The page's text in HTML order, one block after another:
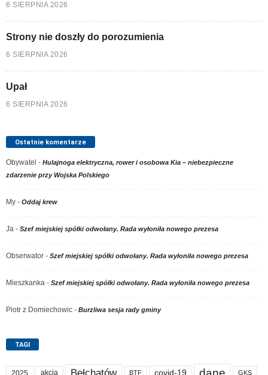
6 SIERPNIA 2026
Strony nie doszły do porozumienia
6 SIERPNIA 2026
Upał
6 SIERPNIA 2026
Ostatnie komentarze
Obywatel - Hulajnoga elektryczna, rower i osobowa Kia – niebezpieczne
zdarzenie przy Wojska Polskiego
My - Oddaj krew
Ja - Szef miejskiej spółki odwołany. Rada wyłoniła nowego prezesa
Obserwator - Szef miejskiej spółki odwołany. Rada wyłoniła nowego prezesa
Mieszkanka - Szef miejskiej spółki odwołany. Rada wyłoniła nowego prezesa
Piotr z Domiechowic - Burzliwa sesja rady gminy
TAGI
2025 akcja BTF covid-19 GKS